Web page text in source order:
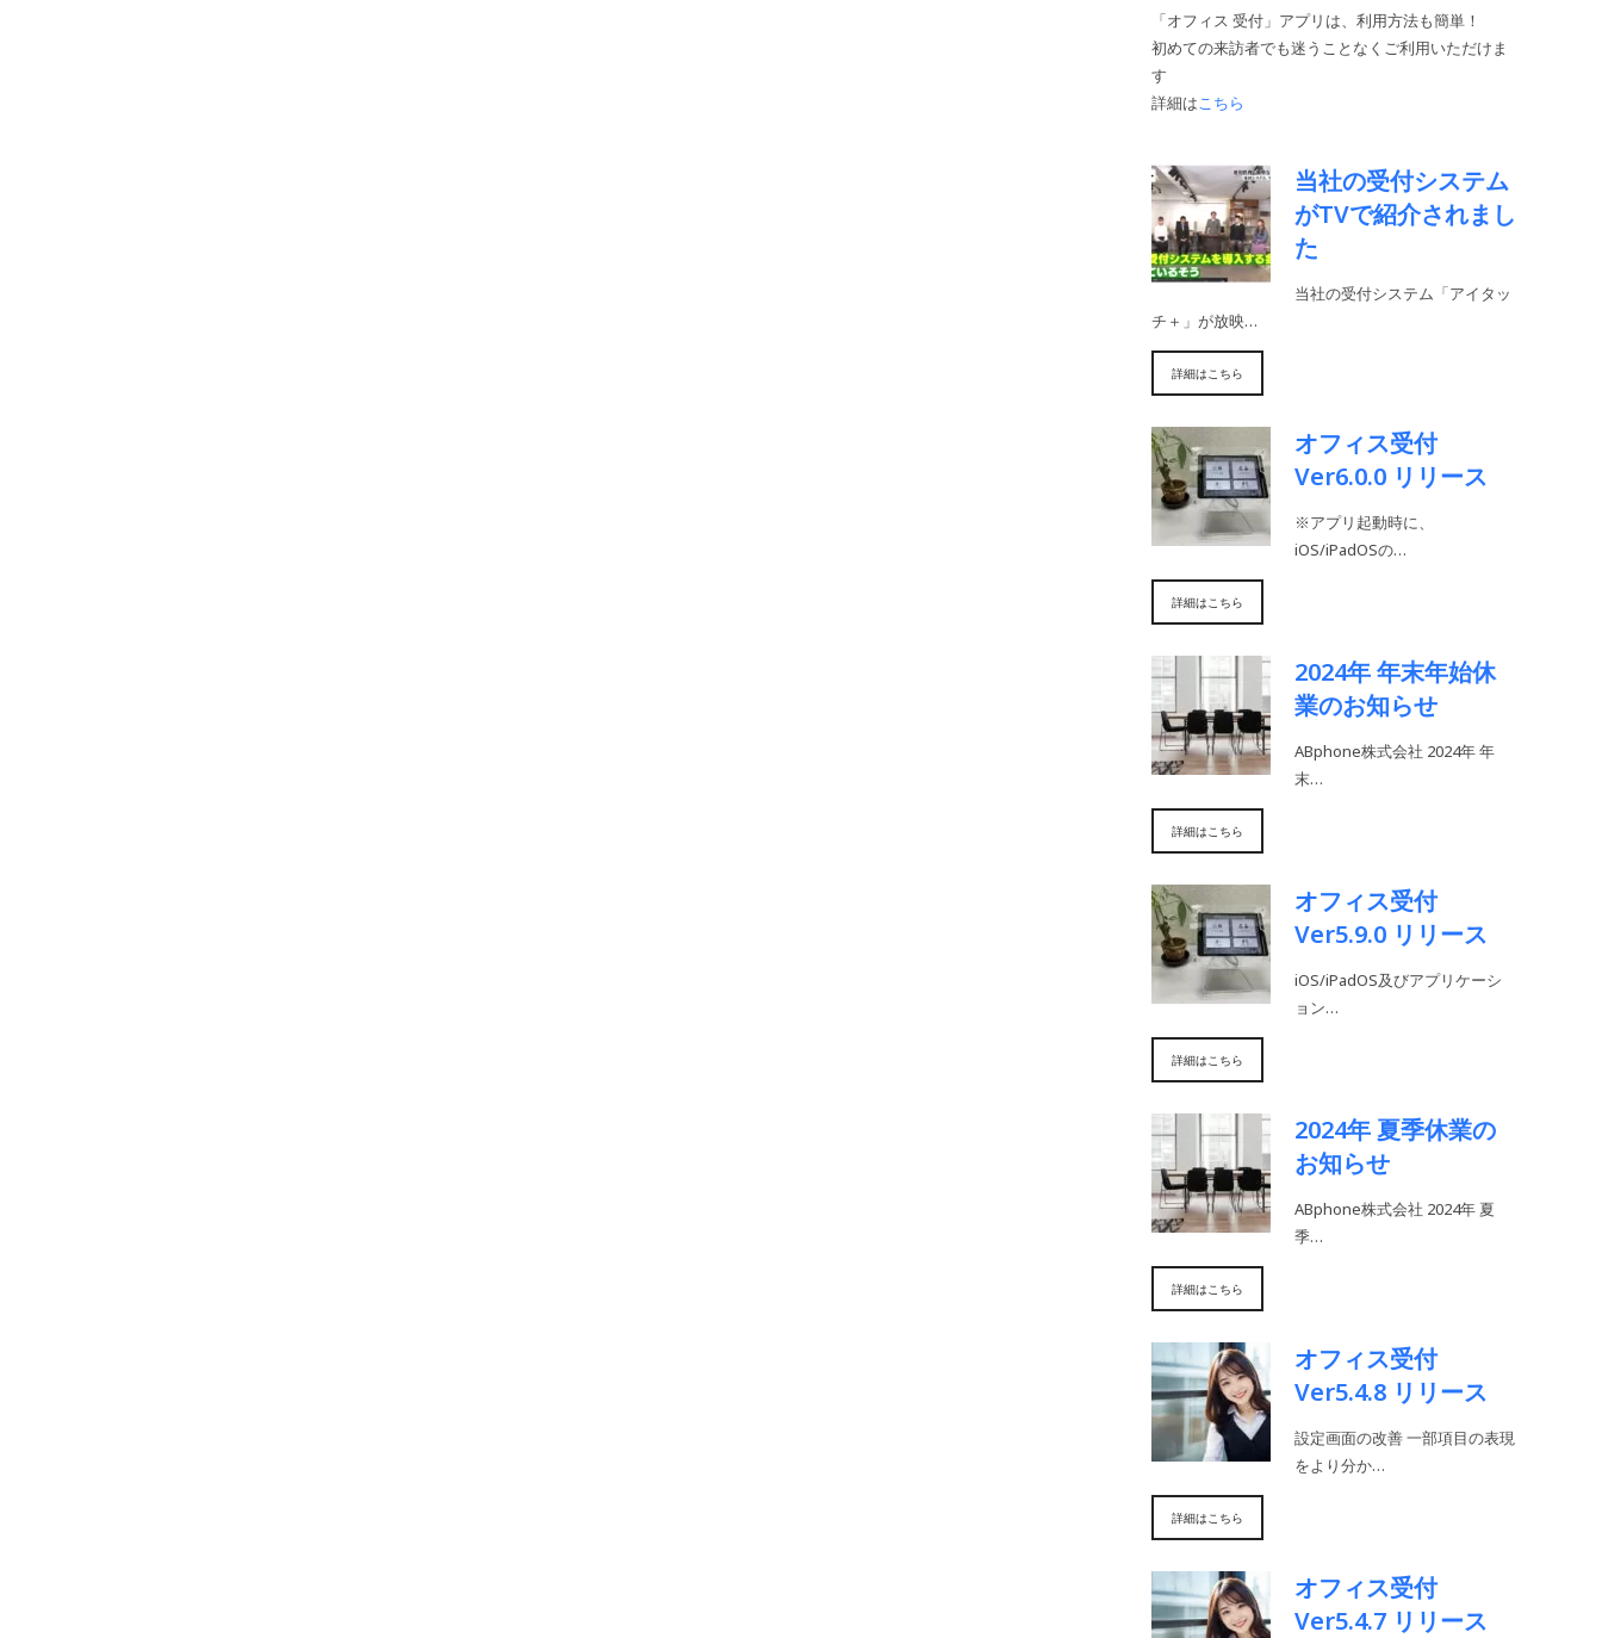
「オフィス 受付」アプリは、利用方法も簡単！
初めての来訪者でも迷うことなくご利用いただけま
す
詳細はこちら
当社の受付システム
がTVで紹介されまし
た
当社の受付システム「アイタッ
チ＋」が放映…
詳細はこちら
オフィス受付
Ver6.0.0 リリース
※アプリ起動時に、
iOS/iPadOSの…
詳細はこちら
2024年 年末年始休
業のお知らせ
ABphone株式会社 2024年 年
末…
詳細はこちら
オフィス受付
Ver5.9.0 リリース
iOS/iPadOS及びアプリケーシ
ョン…
詳細はこちら
2024年 夏季休業の
お知らせ
ABphone株式会社 2024年 夏
季…
詳細はこちら
オフィス受付
Ver5.4.8 リリース
設定画面の改善 一部項目の表現
をより分か…
詳細はこちら
オフィス受付
Ver5.4.7 リリース